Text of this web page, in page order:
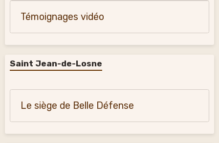
Témoignages vidéo
Saint Jean-de-Losne
Le siège de Belle Défense